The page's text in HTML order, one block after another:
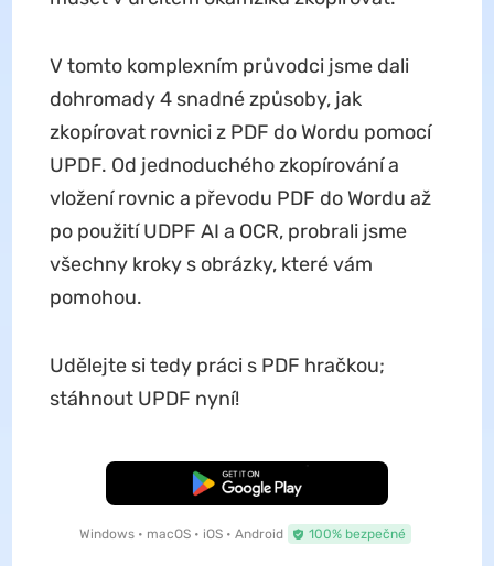
V tomto komplexním průvodci jsme dali
dohromady 4 snadné způsoby, jak
zkopírovat rovnici z PDF do Wordu pomocí
UPDF. Od jednoduchého zkopírování a
vložení rovnic a převodu PDF do Wordu až
po použití UDPF AI a OCR, probrali jsme
všechny kroky s obrázky, které vám
pomohou.
Udělejte si tedy práci s PDF hračkou;
stáhnout UPDF nyní!
Bezplatné stažení
Windows • macOS • iOS • Android 100% bezpečné